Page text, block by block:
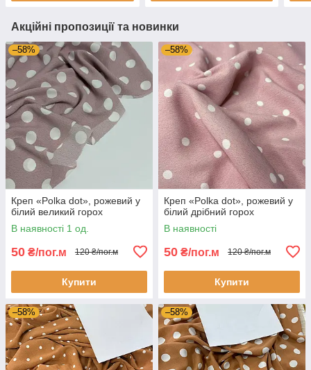
Акційні пропозиції та новинки
–58%
Креп «Polka dot», рожевий у
білий великий горох
В наявності 1 од.
50 ₴/пог.м 120 ₴/пог.м
Купити
–58%
Креп «Polka dot», рожевий у
білий дрібний горох
В наявності
50 ₴/пог.м 120 ₴/пог.м
Купити
–58% –58%